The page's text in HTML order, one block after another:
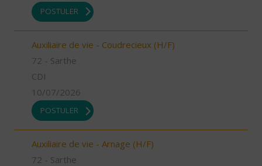
POSTULER
Auxiliaire de vie - Coudrecieux (H/F)
72 - Sarthe
CDI
10/07/2026
POSTULER
Auxiliaire de vie - Arnage (H/F)
72 - Sarthe